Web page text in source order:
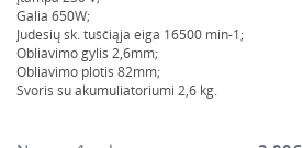
Montavimo instrumentai
Pneumatika
Pastoliai, bokšteliai, stelažai, tvoros,
Plytelių, blokelių, polistirolo pjovimo
Galia 650W;
Judesių sk. tuščiąja eiga 16500 min-1;
Obliavimo gylis 2,6mm;
Obliavimo plotis 82mm;
Svoris su akumuliatoriumi 2,6 kg.